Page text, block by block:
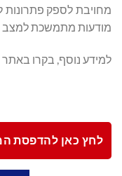
מחויבת לספק פתרונות
מודעות מתמשכת למצב
למידע נוסף, בקרו באתר
לחץ כאן להדפסת